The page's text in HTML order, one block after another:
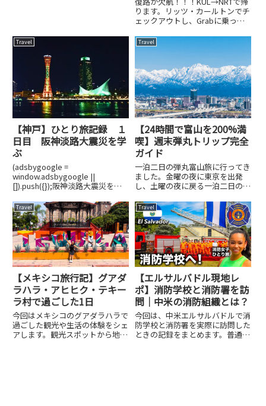
ります。リッツ・カールトンでチ
ェックアウトし、Grabに乗って
ルが。台風で使用機とスタッフが
来れないため欠航になるとのこ
と。どうしてくれよう...とりあえ
ず空港到着、JALの...
Travel
【神戸】ひとり旅記録 １
日目 阪神淡路大震災を学
ぶ
(adsbygoogle =
window.adsbygoogle ||
[]).push({});阪神淡路大震災を学
とり旅、神戸に行った時の記録。
２泊３日で旅行中の移動は車とい
う前提で行った場所の紹介をして
い...
Travel
【24時間で富山を200%満
喫】週末弾丸トリップ完全
ガイド
一泊二日の弾丸富山旅に行ってき
ました。金曜の夜に東京を出発
し、土曜の夜に戻る一泊二日の富
現地での移動はカーシェアを活
用。雨晴海岸での絶景日の出、氷
見の新鮮な海の幸、歴史ある瑞龍
寺、富岩水上ラインでのクルーズ
など...
Travel
【メキシコ旅行記】グアダ
ラハラ・アヒヒク・テキー
ラ村で過ごした1日
今回はメキシコのグアダラハラで
過ごした観光や生活の体験をシェ
アします。観光スポットから地元
Travel
【エルサルバドル現地レ
ポ】消防学校と消防署を訪
問｜中米の消防組織とは？
今回は、中米エルサルバドルで消
防学校と消防署を実際に訪問した
ときの記録をまとめます。普通の